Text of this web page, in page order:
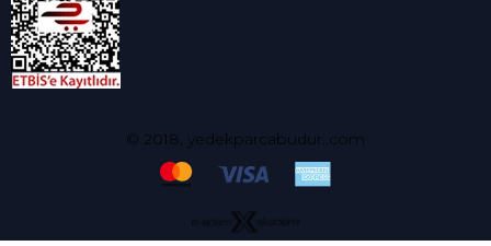
© 2018, yedekparcabudur..com